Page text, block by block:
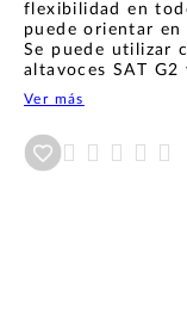
flexibilidad en
puede orientar
Se puede utilizar
altavoces SAT G2
Ver más